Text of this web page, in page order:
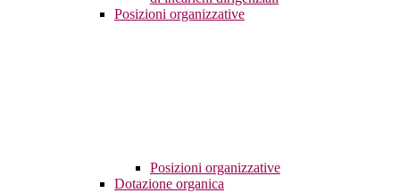
Posizioni organizzative
Posizioni organizzative
Dotazione organica